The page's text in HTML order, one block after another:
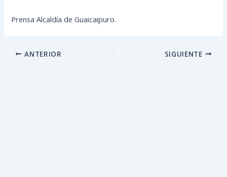
Prensa Alcaldía de Guaicaipuro.
ANTERIOR SIGUIENTE